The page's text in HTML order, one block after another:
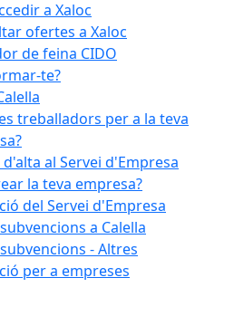
a Xaloc
ofertes a Xaloc
de feina CIDO
te?
treballadors per a la teva
d'alta al Servei d'Empresa
la teva empresa?
del Servei d'Empresa
a Calella
- Altres
per a empreses